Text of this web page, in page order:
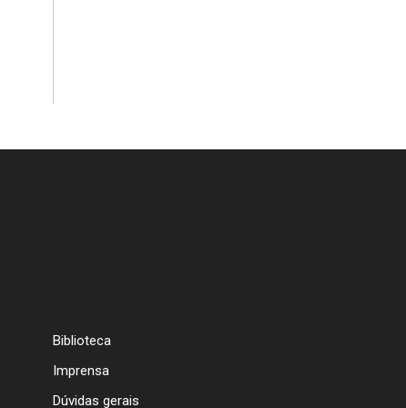
Biblioteca
Imprensa
Dúvidas gerais